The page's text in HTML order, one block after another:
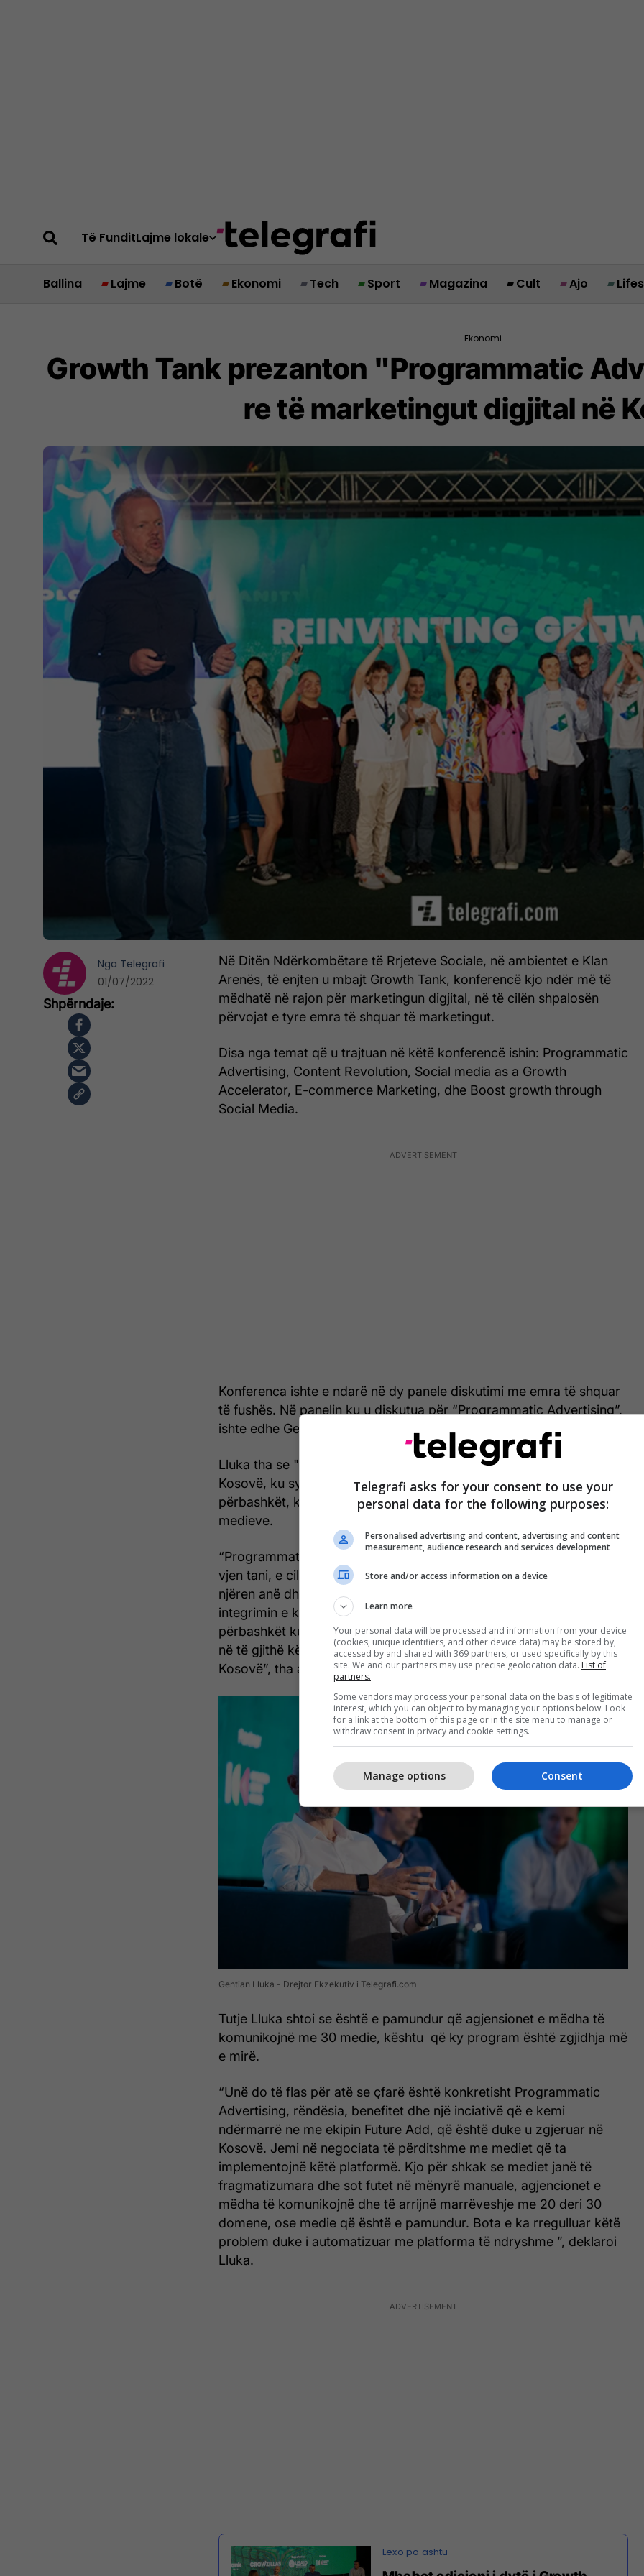
Të FunditLajme lokale
Ballina Lajme Botë Ekonomi Tech Sport Magazina Cult Ajo
Ekonomi
Growth Tank prezanton "Programmatic
re të marketingut digjital në
Në Ditën Ndërkombëtare të Rrjeteve Sociale, në ambientet e Klan
Arenës, të enjten u mbajt Growth Tank, konferencë kjo ndër më të
mëdhatë në rajon për marketingun digjital, në të cilën shpalosën
përvojat e tyre emra të shquar të marketingut.
Disa nga temat që u trajtuan në këtë konferencë ishin: Programmatic
Advertising, Content Revolution, Social media as a Growth
Accelerator, E-commerce Marketing, dhe Boost growth through
Social Media.
Konferenca ishte e ndarë në dy panele diskutimi me emra të shquar
të fushës. Në panelin ku u diskutua për “Programmatic Advertising”,
ishte edhe Gentian Lluka, Drejtor Ekzekutiv i Telegrafit.
Lluka tha se "Programmatic Advertising" është një fushë e re në
Kosovë, ku synimet janë që përmes saj të krijohet një ekosistem i
përbashkët, ku rekalmuesit e kanë qasjen automatike në inventarin e
medieve.
“Programmatic Advertising, është një fushë e re në Kosovë që po
vjen tani, e cila flet për integrimin dhe digjitalizimin e mediave në
njëren anë dhe digjitalizimin e agjencioneve në anën tjetër. Me
integrimin e kësaj platforme do të krijohet një ekosistem i
përbashkët ku reklamuesit do të kenë qasje në mënyrë automatike
në të gjithë këtë inventarin e reklamave digjitale tek mediet në
Kosovë”, tha ai.
Gentian Lluka - Drejtor Ekzekutiv i Telegrafi.com
Tutje Lluka shtoi se është e pamundur që agjensionet e mëdha të
komunikojnë me 30 medie, kështu që ky program është zgjidhja më
e mirë.
“Unë do të flas për atë se çfarë është konkretisht Programmatic
Advertising, rëndësia, benefitet dhe një inciativë që e kemi
ndërmarrë ne me ekipin Future Add, që është duke u zgjeruar në
Kosovë. Jemi në negociata të përditshme me mediet që ta
implementojnë këtë platformë. Kjo për shkak se mediet janë të
fragmatizumara dhe sot futet në mënyrë manuale, agjencionet e
mëdha të komunikojnë dhe të arrijnë marrëveshje me 20 deri 30
domene, ose medie që është e pamundur. Bota e ka rregulluar këtë
problem duke i automatizuar me platforma të ndryshme ”, deklaroi
Lluka.
Nga Telegrafi
01/07/2022
Telegrafi asks for your consent to use your
personal data for the following purposes:
Personalised advertising and content, advertising and content
measurement, audience research and services development
Store and/or access information on a device
Learn more
Your personal data will be processed and information from your device
(cookies, unique identifiers, and other device data) may be stored by,
accessed by and shared with 369 partners, or used specifically by this
site. We and our partners may use precise geolocation data. List of
partners.
Some vendors may process your personal data on the basis of legitimate
interest, which you can object to by managing your options below. Look
for a link at the bottom of this page or in the site menu to manage or
withdraw consent in privacy and cookie settings.
Consent
Manage options